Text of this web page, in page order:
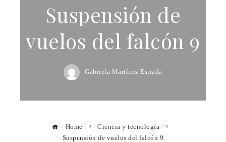
Suspensión de
vuelos del falcón 9
Gabriela Martínez Estrada
Home
Ciencia y tecnología
Suspensión de vuelos del falcón 9